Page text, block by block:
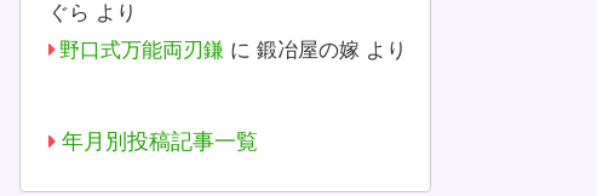
ぐら より
野口式万能両刃鎌 に 鍛冶屋の嫁 より
年月別投稿記事一覧